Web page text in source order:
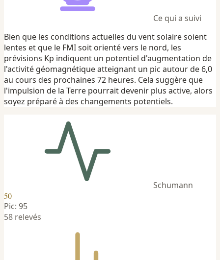
Ce qui a suivi
Bien que les conditions actuelles du vent solaire soient
lentes et que le FMI soit orienté vers le nord, les
prévisions Kp indiquent un potentiel d'augmentation de
l'activité géomagnétique atteignant un pic autour de 6,0
au cours des prochaines 72 heures. Cela suggère que
l'impulsion de la Terre pourrait devenir plus active, alors
soyez préparé à des changements potentiels.
Schumann
50
Pic: 95
58 relevés